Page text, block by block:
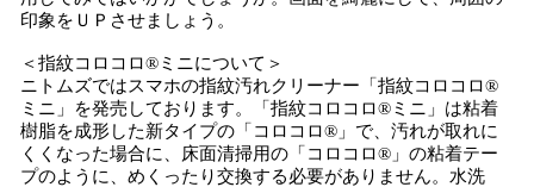
印象をＵＰさせましょう。
＜指紋コロコロ®ミニについて＞
ニトムズではスマホの指紋汚れクリーナー「指紋コロコロ®
ミニ」を発売しております。「指紋コロコロ®ミニ」は粘着
樹脂を成形した新タイプの「コロコロ®」で、汚れが取れに
くくなった場合に、床面清掃用の「コロコロ®」の粘着テー
プのように、めくったり交換する必要がありません。水洗